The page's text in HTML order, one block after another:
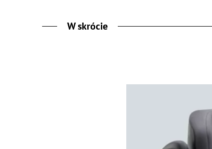
W skrócie